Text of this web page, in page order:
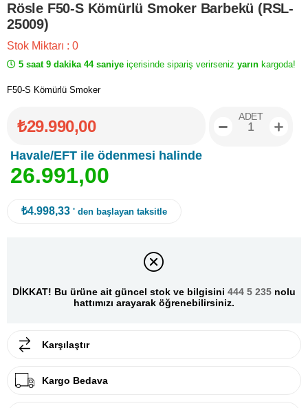
Rösle F50-S Kömürlü Smoker Barbekü (RSL-
25009)
Stok Miktarı : 0
5 saat 9 dakika 44 saniye içerisinde sipariş verirseniz yarın kargoda!
F50-S Kömürlü Smoker
₺29.990,00
Havale/EFT ile ödenmesi halinde
26.991,00
ADET
₺4.998,33 ' den başlayan taksitle
DİKKAT! Bu ürüne ait güncel stok ve bilgisini 444 5 235 nolu
hattımızı arayarak öğrenebilirsiniz.
Karşılaştır
Kargo Bedava